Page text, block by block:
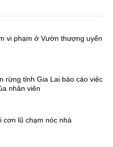
vi phạm ở Vườn thượng uyển
rừng tỉnh Gia Lai báo cáo việc
nhân viên
cơn lũ chạm nóc nhà